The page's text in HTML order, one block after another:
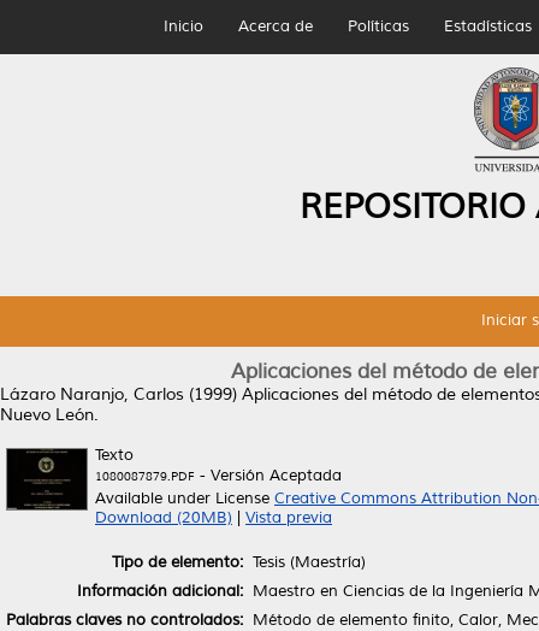
Inicio Acerca de Políticas Estadísticas
Iniciar
Aplicaciones del método de
Lázaro Naranjo, Carlos (1999) Aplicaciones del método de
Nuevo León.
Texto
1080087879.PDF - Versión Aceptada
Available under License Creative Commons Attribution
Download (20MB)
Vista previa
Tipo de elemento: Tesis (Maestría)
Información adicional: Maestro en Ciencias de la Ingeniería
Palabras claves no controlados: Método de elemento finito, Calor,